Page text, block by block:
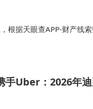
根据天眼查APP-财产线
份有限公司AI服务管理
手Uber：2026年